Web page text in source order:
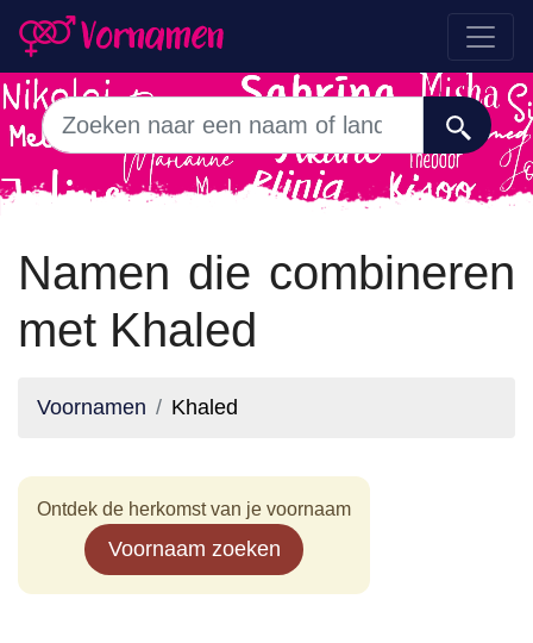
Namen die combineren
met Khaled
Voornamen Khaled
Ontdek de herkomst van je voornaam
Voornaam zoeken